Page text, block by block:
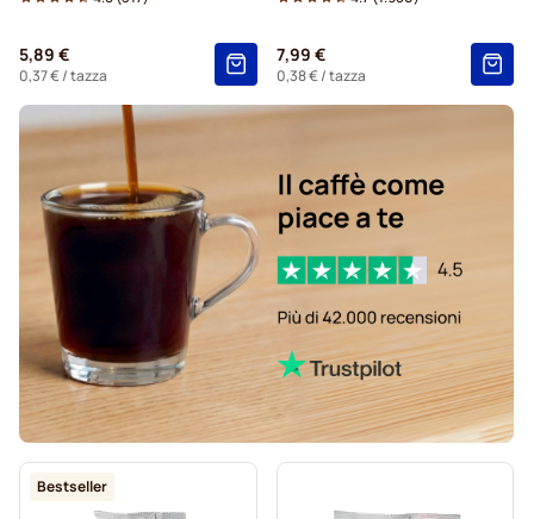
Gevalia capsule caffè per Tassimo
5,89 €
0,37 €/ tazza
7,99 €
0,38 €/ tazza
Bestseller